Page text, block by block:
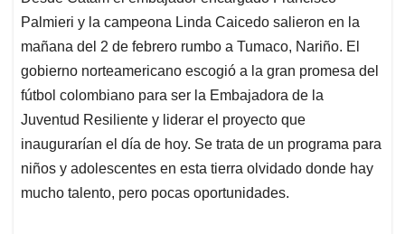
A
p
p
o
o
k
d
I
n
d
s
Palmieri y la campeona Linda Caicedo salieron en la
mañana del 2 de febrero rumbo a Tumaco, Nariño. El
gobierno norteamericano escogió a la gran promesa del
fútbol colombiano para ser la Embajadora de la
Juventud Resiliente y liderar el proyecto que
inaugurarían el día de hoy. Se trata de un programa para
niños y adolescentes en esta tierra olvidado donde hay
mucho talento, pero pocas oportunidades.